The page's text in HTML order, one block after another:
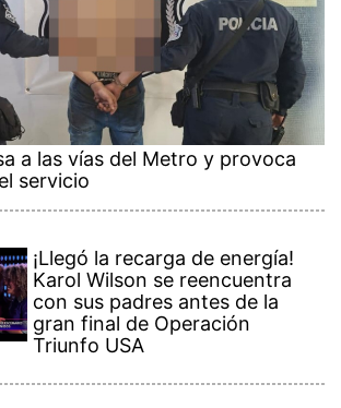
a las vías del Metro y provoca
servicio
¡Llegó la recarga de energía!
Karol Wilson se reencuentra
con sus padres antes de la
gran final de Operación
Triunfo USA